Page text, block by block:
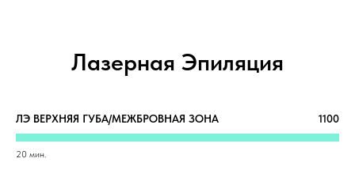
Лазерная Эпиляция
ЛЭ ВЕРХНЯЯ ГУБА/МЕЖБРОВНАЯ ЗОНА 1100
20 мин.